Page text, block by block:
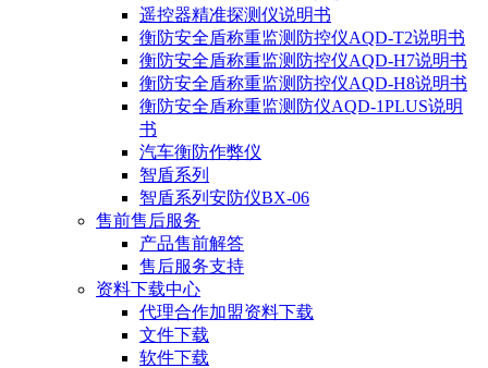
遥控器精准探测仪说明书
衡防安全盾称重监测防控仪AQD-T2说明书
衡防安全盾称重监测防控仪AQD-H7说明书
衡防安全盾称重监测防控仪AQD-H8说明书
衡防安全盾称重监测防仪AQD-1PLUS说明
书
汽车衡防作弊仪
智盾系列
智盾系列安防仪BX-06
售前售后服务
产品售前解答
售后服务支持
资料下载中心
代理合作加盟资料下载
文件下载
软件下载